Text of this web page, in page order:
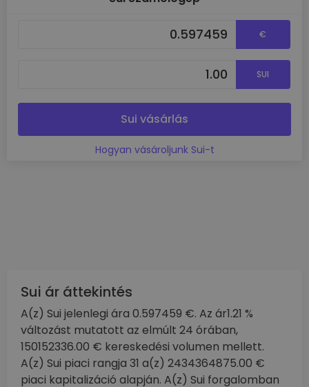
€
SUI
Sui vásárlás
Hogyan vásároljunk Sui-t
Sui ár áttekintés
A(z) Sui jelenlegi ára 0.597459 €. Az ár1.21 %
változást mutatott az elmúlt 24 órában,
150152336.00 € kereskedési volumen mellett.
A(z) Sui piaci rangja 31 a(z) 2434364875.00 €
piaci kapitalizáció alapján. A(z) Sui forgalomban